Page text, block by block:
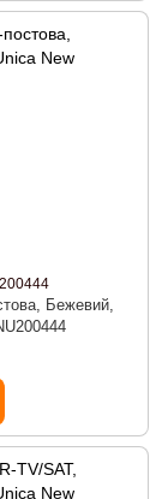
Бежевий,